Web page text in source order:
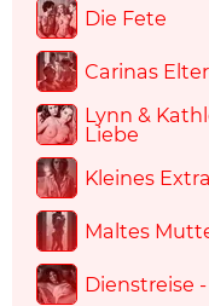
Die Fete
Carinas
Lynn &
Liebe
Kleines
Maltes
Dienstreise